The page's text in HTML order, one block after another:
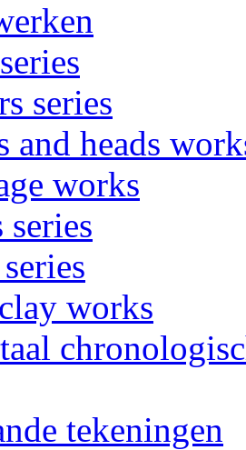
series
and heads
works
series
works
tekeningen